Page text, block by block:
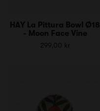
HAY La Pittura Bowl Ø18
- Moon Face Vine
299,00 kr